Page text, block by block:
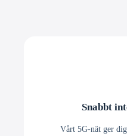
Snabbt
Vårt 5G-nät ger